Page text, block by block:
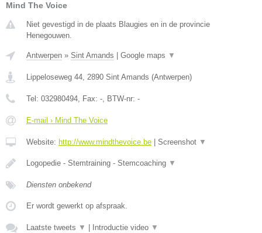
Mind The Voice
Niet gevestigd in de plaats Blaugies en in de provincie
Henegouwen.
Antwerpen » Sint Amands Google maps ▼
Lippeloseweg 44, 2890 Sint Amands (Antwerpen)
Tel: 032980494, Fax: -, BTW-nr: -
E-mail › Mind The Voice
Website: http://www.mindthevoice.be Screenshot ▼
Logopedie - Stemtraining - Stemcoaching ▼
Diensten onbekend
Er wordt gewerkt op afspraak.
Laatste tweets ▼ Introductie video ▼